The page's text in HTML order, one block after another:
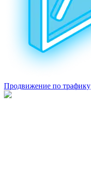
Продвижение по трафику